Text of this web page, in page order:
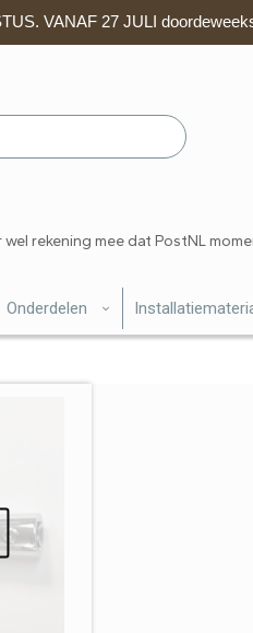
VANAF 27 JULI
rekening mee dat PostNL
Onderdelen